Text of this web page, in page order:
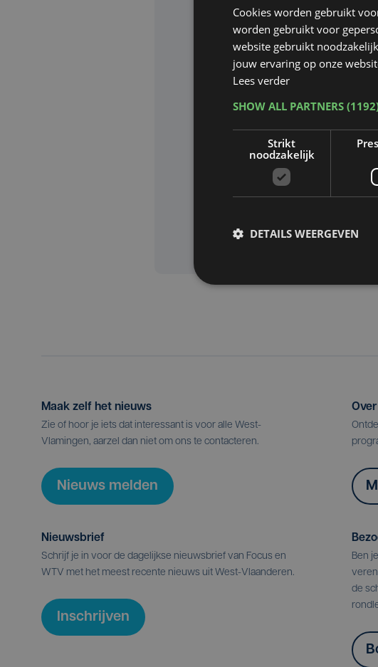
Website waarop de
Google zijn van toepassing.
Aanvragen
Maak zelf het nieuws
Zie of hoor je iets dat interessant is voor alle West-
Vlamingen, aarzel dan niet om ons te contacteren.
Nieuws melden
Nieuwsbrief
Schrijf je in voor de dagelijkse nieuwsbrief van Focus en
WTV met het meest recente nieuws uit West-Vlaanderen.
Inschrijven
Ben
de
Cookies worden gebruikt
worden gebruikt voor
website gebruikt
jouw ervaring op onze
Lees verder
SHOW ALL PARTNERS
Strikt
noodzakelijk
DETAILS WEERGEVEN